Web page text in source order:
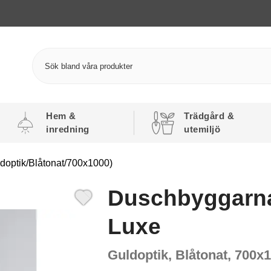
Hem &
inredning
Trädgård &
utemiljö
Blåtonat/700x1000)
Luxe
Guldoptik, Blåtonat,